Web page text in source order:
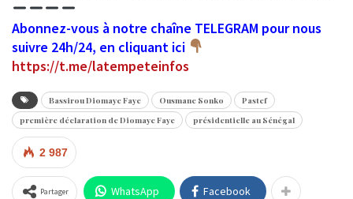
Abonnez-vous à notre chaîne TELEGRAM pour nous
suivre 24h/24, en cliquant ici
https://t.me/latempeteinfos
Bassirou Diomaye Faye Ousmane Sonko
Pastef
première déclaration de Diomaye Faye
présidentielle au Sénégal
2 987
Partager WhatsApp Facebook